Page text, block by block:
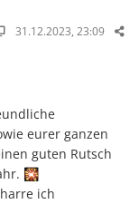
31.12.2023, 23:09
eurer ganzen
guten Rutsch
🎇
ich